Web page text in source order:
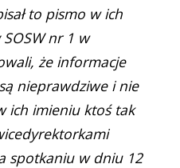
to pismo w ich
nr 1 w
że informacje
nieprawdziwe i nie
ich imieniu ktoś tak
spotkaniu w dniu 12